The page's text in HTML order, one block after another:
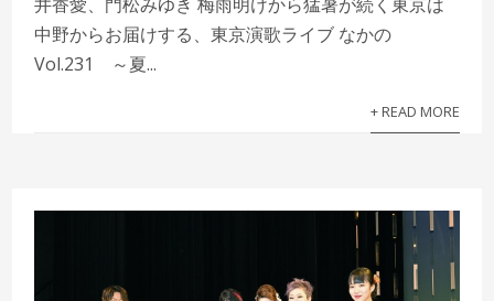
中野からお届けする、東京演歌ライブ なかの
Vol.231 ～夏...
+ READ MORE